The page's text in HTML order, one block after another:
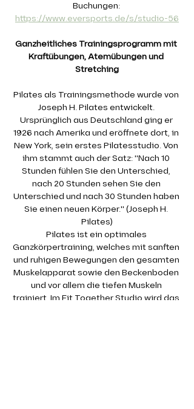
Buchungen:
https://www.eversports.de/s/studio-56
Ganzheitliches Trainingsprogramm mit
Kraftübungen, Atemübungen und
Stretching
Pilates als Trainingsmethode wurde von
Joseph H. Pilates entwickelt.
Ursprünglich aus Deutschland ging er
1926 nach Amerika und eröffnete dort, in
New York, sein erstes Pilatesstudio. Von
ihm stammt auch der Satz: "Nach 10
Stunden fühlen Sie den Unterschied,
nach 20 Stunden sehen Sie den
Unterschied und nach 30 Stunden haben
Sie einen neuen Körper." (Joseph H.
Pilates)
Pilates ist ein optimales
Ganzkörpertraining, welches mit sanften
und ruhigen Bewegungen den gesamten
Muskelapparat sowie den Beckenboden
und vor allem die tiefen Muskeln
trainiert. Im Fit Together Studio wird das